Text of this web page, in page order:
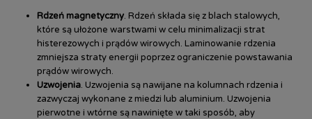
Rdzeń magnetyczny. Rdzeń składa się z blach stalowych,
które są ułożone warstwami w celu minimalizacji strat
histerezowych i prądów wirowych. Laminowanie rdzenia
zmniejsza straty energii poprzez ograniczenie powstawania
prądów wirowych.
Uzwojenia. Uzwojenia są nawijane na kolumnach rdzenia i
zazwyczaj wykonane z miedzi lub aluminium. Uzwojenia
pierwotne i wtórne są nawinięte w taki sposób, aby